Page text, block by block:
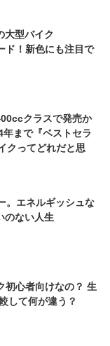
大型バイク
ド！新色にも注目で
クラスで発売か
まで『ベストセラ
クってどれだと思
。エネルギッシュな
のない人生
初心者向けなの？ 生
して何が違う？